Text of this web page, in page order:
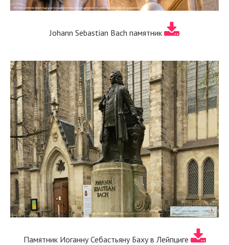
Johann Sebastian Bach памятник
Памятник Иоганну Себастьяну Баху в Лейпциге